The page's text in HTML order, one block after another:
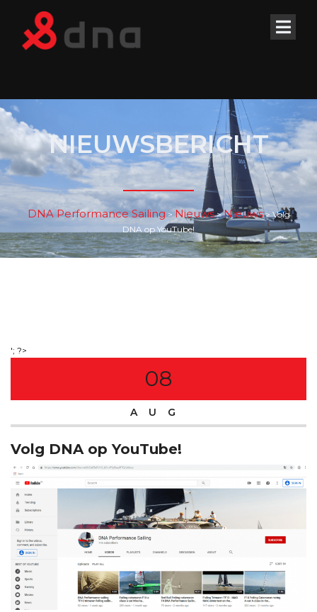
NIEUWSBERICHT
DNA Performance Sailing >Nieuws>Nieuws>Volg
DNA op YouTube!
'; ?>
08
AUG
Volg DNA op YouTube!